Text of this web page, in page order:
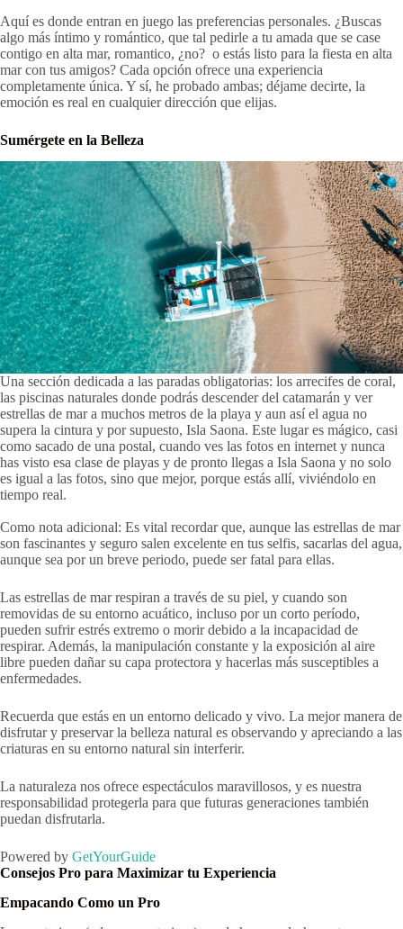
Aquí es donde entran en juego las preferencias personales. ¿Buscas
algo más íntimo y romántico, que tal pedirle a tu amada que se case
contigo en alta mar, romantico, ¿no? o estás listo para la fiesta en alta
mar con tus amigos? Cada opción ofrece una experiencia
completamente única. Y sí, he probado ambas; déjame decirte, la
emoción es real en cualquier dirección que elijas.
Sumérgete en la Belleza
Una sección dedicada a las paradas obligatorias: los arrecifes de coral,
las piscinas naturales donde podrás descender del catamarán y ver
estrellas de mar a muchos metros de la playa y aun así el agua no
supera la cintura y por supuesto, Isla Saona. Este lugar es mágico, casi
como sacado de una postal, cuando ves las fotos en internet y nunca
has visto esa clase de playas y de pronto llegas a Isla Saona y no solo
es igual a las fotos, sino que mejor, porque estás allí, viviéndolo en
tiempo real.
Como nota adicional: Es vital recordar que, aunque las estrellas de mar
son fascinantes y seguro salen excelente en tus selfis, sacarlas del agua,
aunque sea por un breve periodo, puede ser fatal para ellas.
Las estrellas de mar respiran a través de su piel, y cuando son
removidas de su entorno acuático, incluso por un corto período,
pueden sufrir estrés extremo o morir debido a la incapacidad de
respirar. Además, la manipulación constante y la exposición al aire
libre pueden dañar su capa protectora y hacerlas más susceptibles a
enfermedades.
Recuerda que estás en un entorno delicado y vivo. La mejor manera de
disfrutar y preservar la belleza natural es observando y apreciando a las
criaturas en su entorno natural sin interferir.
La naturaleza nos ofrece espectáculos maravillosos, y es nuestra
responsabilidad protegerla para que futuras generaciones también
puedan disfrutarla.
Powered by GetYourGuide
Consejos Pro para Maximizar tu Experiencia
Empacando Como un Pro